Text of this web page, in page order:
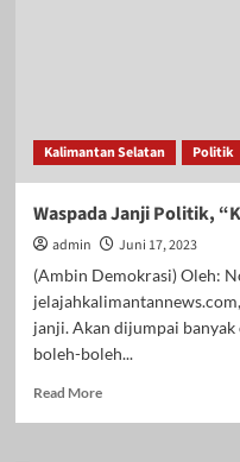
Kalimantan Selatan Politik
Waspada Janji Politik,
admin
Juni 17, 2023
(Ambin Demokrasi) Oleh:
janji. Akan dijumpai banyak
boleh-boleh...
Read MoreRead